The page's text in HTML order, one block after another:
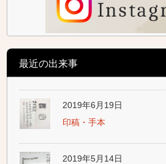
最近の出来事
2019年6月19日
印稿・手本
2019年5月14日